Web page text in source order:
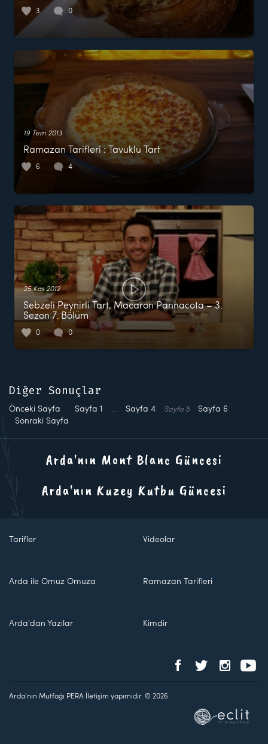
3 0
19 Tem 2013
Ramazan Tarifleri : Tavuklu Tart
6 4
25 Kas 2012
Sebzeli Peynirli Tart, Macaron Pannacota – 3.
Sezon 7. Bölüm
0 0
Diğer Sonuçlar
Önceki Sayfa Sayfa 1 … Sayfa 4 Sayfa 5 Sayfa 6
Sonraki Sayfa
Arda'nın Mont Blanc Güncesi
Arda'nın Kuzey Kutbu Güncesi
Tarifler Videolar
Arda ile Omuz Omuza Ramazan Tarifleri
Arda'dan Yazılar Kimdir
Arda'nın Mutfağı PERA İletişim yapımıdır. © 2026